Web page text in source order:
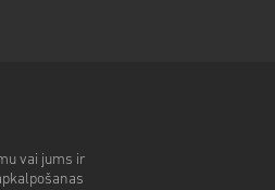
vai jums ir